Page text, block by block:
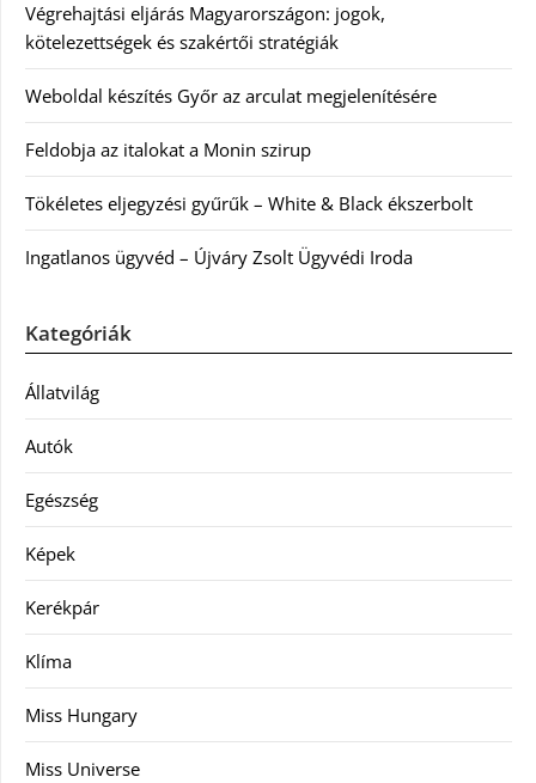
Végrehajtási eljárás Magyarországon: jogok,
kötelezettségek és szakértői stratégiák
Weboldal készítés Győr az arculat megjelenítésére
Feldobja az italokat a Monin szirup
Tökéletes eljegyzési gyűrűk – White & Black ékszerbolt
Ingatlanos ügyvéd – Újváry Zsolt Ügyvédi Iroda
Kategóriák
Állatvilág
Autók
Egészség
Képek
Kerékpár
Klíma
Miss Hungary
Miss Universe